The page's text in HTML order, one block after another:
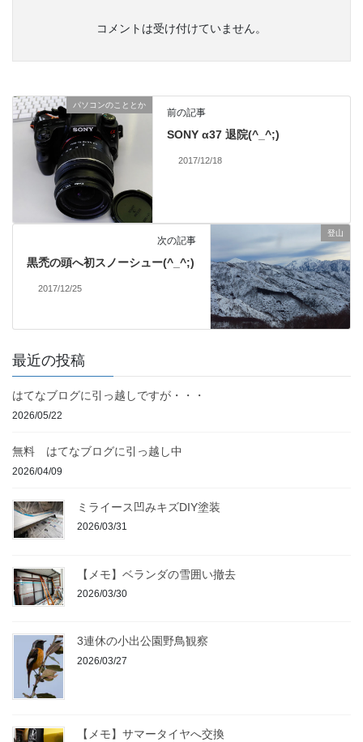
コメントは受け付けていません。
パソコンのこととか
前の記事
SONY α37 退院(^_^;)
2017/12/18
登山
次の記事
黒禿の頭へ初スノーシュー(^_^;)
2017/12/25
最近の投稿
はてなブログに引っ越しですが・・・
2026/05/22
無料 はてなブログに引っ越し中
2026/04/09
ミライース凹みキズDIY塗装
2026/03/31
【メモ】ベランダの雪囲い撤去
2026/03/30
3連休の小出公園野鳥観察
2026/03/27
【メモ】サマータイヤへ交換